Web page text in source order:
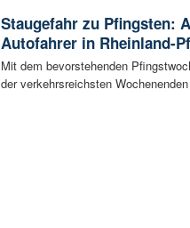
Staugefahr zu Pfingsten:
Autofahrer in Rheinland-
Mit dem bevorstehenden
der verkehrsreichsten